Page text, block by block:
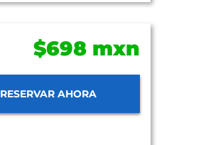
$698 mxn
RESERVAR AHORA